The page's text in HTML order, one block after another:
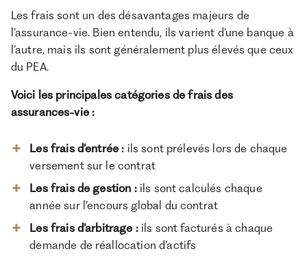
Les frais sont un des désavantages majeurs de
l’assurance-vie. Bien entendu, ils varient d’une banque à
l’autre, mais ils sont généralement plus élevés que ceux
du PEA.
Voici les principales catégories de frais des
assurances-vie :
Les frais d’entrée : ils sont prélevés lors de chaque
versement sur le contrat
Les frais de gestion :ils sont calculés chaque
année sur l’encours global du contrat
Les frais d’arbitrage :ils sont facturés à chaque
demande de réallocation d’actifs